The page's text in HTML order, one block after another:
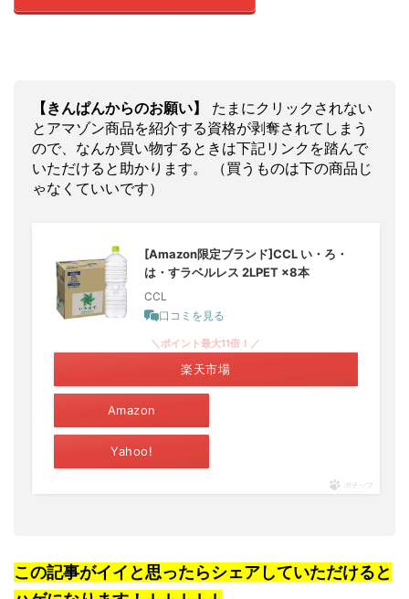
【きんぱんからのお願い】
たまにクリックされない
とアマゾン商品を紹介する資格が剥奪されてしまう
ので、なんか買い物するときは下記リンクを踏んで
いただけると助かります。 （買うものは下の商品じ
ゃなくていいです）
[Amazon限定ブランド]CCL い・ろ・
は・すラベルレス 2LPET ×8本
CCL
口コミを見る
Amazon
＼ポイント最大11倍！／
楽天市場
Yahoo!
ポチップ
この記事がイイと思ったらシェアしていただけると